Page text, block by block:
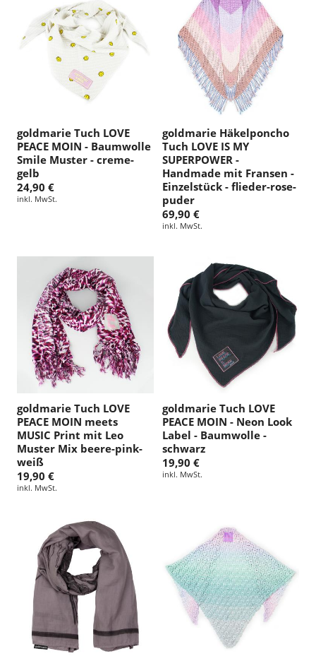
goldmarie Tuch LOVE
PEACE MOIN - Baumwolle
Smile Muster - creme-
gelb
24,90 €
inkl. MwSt.
goldmarie Häkelponcho
Tuch LOVE IS MY
SUPERPOWER -
Handmade mit Fransen -
Einzelstück - flieder-rose-
puder
69,90 €
inkl. MwSt.
goldmarie Tuch LOVE
PEACE MOIN meets
MUSIC Print mit Leo
Muster Mix beere-pink-
weiß
19,90 €
inkl. MwSt.
goldmarie Tuch LOVE
PEACE MOIN - Neon Look
Label - Baumwolle -
schwarz
19,90 €
inkl. MwSt.